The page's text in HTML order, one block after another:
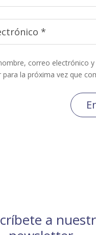
correo electrónico y
para la próxima vez que
a